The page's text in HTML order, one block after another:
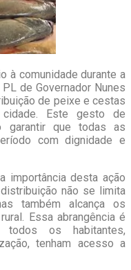
à comunidade durante a
de Governador Nunes
de peixe e cestas
Este gesto de
garantir que todas as
com dignidade e
importância desta ação
não se limita
também alcança os
Essa abrangência é
todos os habitantes,
tenham acesso a